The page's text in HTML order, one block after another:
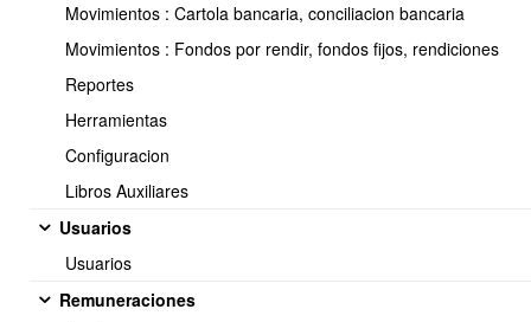
Movimientos : Cartola bancaria, conciliacion bancaria
Movimientos : Fondos por rendir, fondos fijos, rendiciones
Reportes
Herramientas
Configuracion
Libros Auxiliares
Usuarios
Usuarios
Remuneraciones
En el archivo descargado, podrás eliminar las columnas que no
deseas modificar, pero asegúrate de mantener la columna A
(Producto_ID), que no se puede eliminar.
Agrega o modifica la columna correspondiente al "COSTO DE
IMPORTACIÓN" en el archivo.